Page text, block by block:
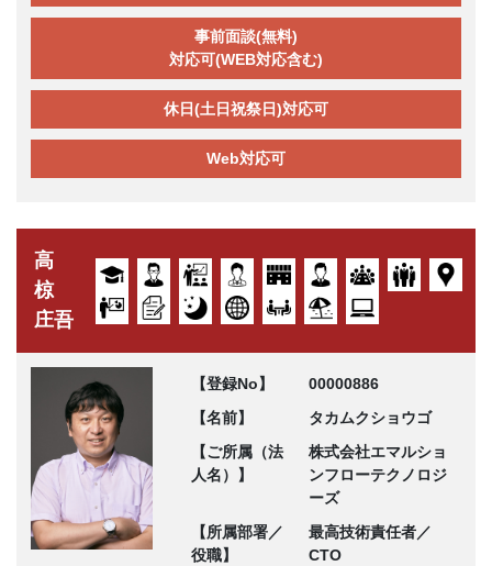
事前面談(無料)
対応可(WEB対応含む)
休日(土日祝祭日)対応可
Web対応可
高
椋
庄吾
【登録No】
00000886
【名前】
タカムクショウゴ
【ご所属（法
人名）】
株式会社エマルショ
ンフローテクノロジ
ーズ
【所属部署／
役職】
最高技術責任者／
CTO